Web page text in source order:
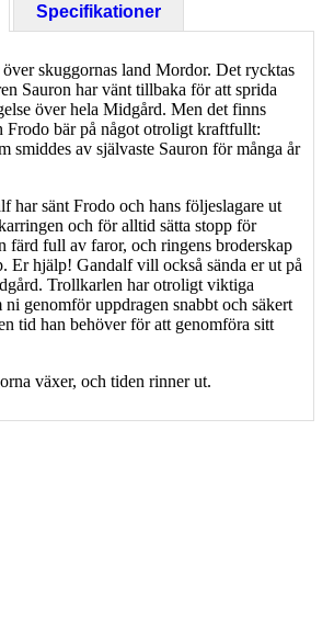
Specifikationer
skuggornas land Mordor. Det rycktas
Sauron har vänt tillbaka för att sprida
över hela Midgård. Men det finns
Frodo bär på något otroligt kraftfullt:
smiddes av självaste Sauron för många år
har sänt Frodo och hans följeslagare ut
och för alltid sätta stopp för
färd full av faror, och ringens broderskap
Er hjälp! Gandalf vill också sända er ut på
Trollkarlen har otroligt viktiga
genomför uppdragen snabbt och säkert
tid han behöver för att genomföra sitt
växer, och tiden rinner ut.